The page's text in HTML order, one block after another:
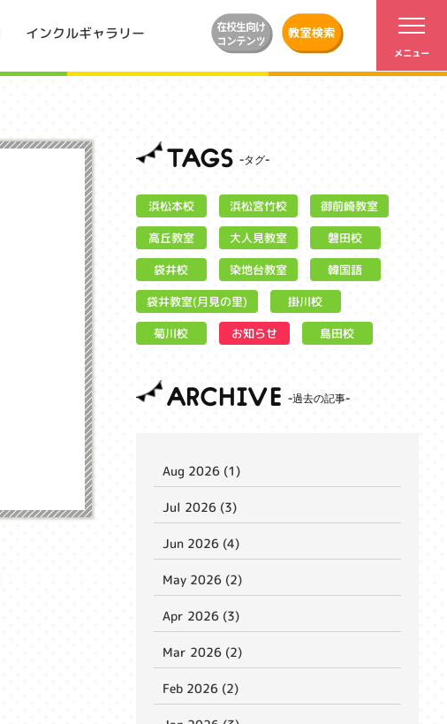
インクルギャラリー
TAGS
浜松本校 浜松宮竹校 御前崎教室
高丘教室 大人見教室
磐田校
袋井校
染地台教室 韓国語
袋井教室(月見の里)
掛川校
菊川校
お知らせ 島田校
ARCHIVE
Aug 2026 (1)
Jul 2026 (3)
Jun 2026 (4)
May 2026 (2)
Apr 2026 (3)
Mar 2026 (2)
Feb 2026 (2)